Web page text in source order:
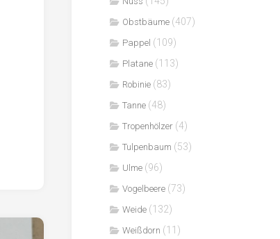
Obstbäume (407)
Pappel (109)
Platane (113)
Robinie (83)
Tanne (48)
Tropenhölzer (4)
Tulpenbaum (53)
Ulme (96)
Vogelbeere (73)
Weide (132)
Weißdorn (11)